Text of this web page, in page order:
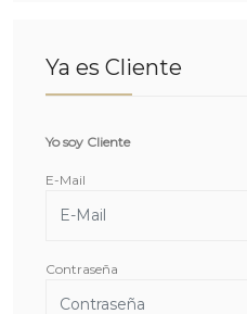
Ya es Cliente
Yo soy Cliente
E-Mail
Contraseña